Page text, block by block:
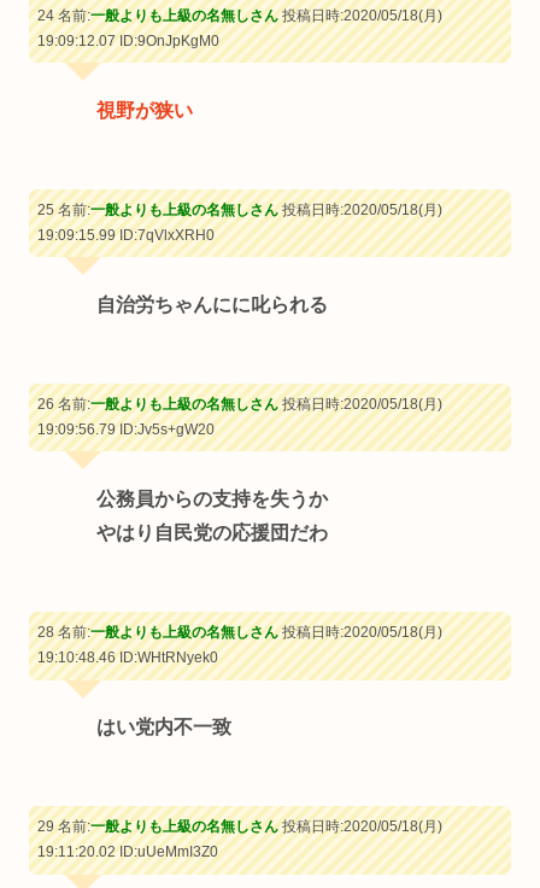
24 名前:一般よりも上級の名無しさん投稿日時:2020/05/18(月)
19:09:12.07ID:9OnJpKgM0
視野が狭い
25 名前:一般よりも上級の名無しさん投稿日時:2020/05/18(月)
19:09:15.99ID:7qVlxXRH0
自治労ちゃんにに叱られる
26 名前:一般よりも上級の名無しさん投稿日時:2020/05/18(月)
19:09:56.79ID:Jv5s+gW20
公務員からの支持を失うか
やはり自民党の応援団だわ
28 名前:一般よりも上級の名無しさん投稿日時:2020/05/18(月)
19:10:48.46ID:WHtRNyek0
はい党内不一致
29 名前:一般よりも上級の名無しさん投稿日時:2020/05/18(月)
19:11:20.02ID:uUeMmI3Z0